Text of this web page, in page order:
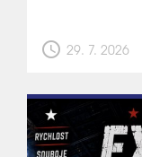
schedule 29. 7. 2026